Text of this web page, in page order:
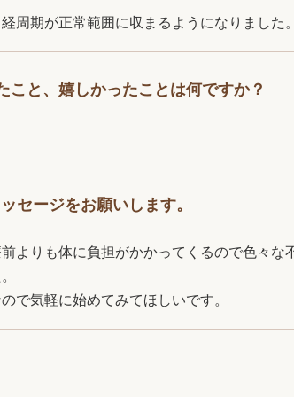
周期が正常範囲に収まるようになりました。
と、嬉しかったことは何ですか？
セージをお願いします。
よりも体に負担がかかってくるので色々
で気軽に始めてみてほしいです。